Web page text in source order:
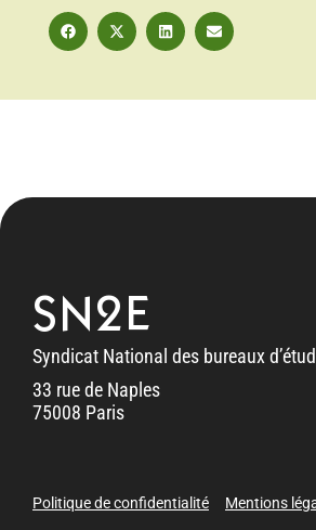
SN2E
Syndicat National des bureaux
33 rue de Naples
75008 Paris
Politique de confidentialité Mentions